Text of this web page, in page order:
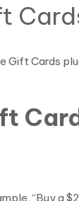
Gift Cards
“Buy a